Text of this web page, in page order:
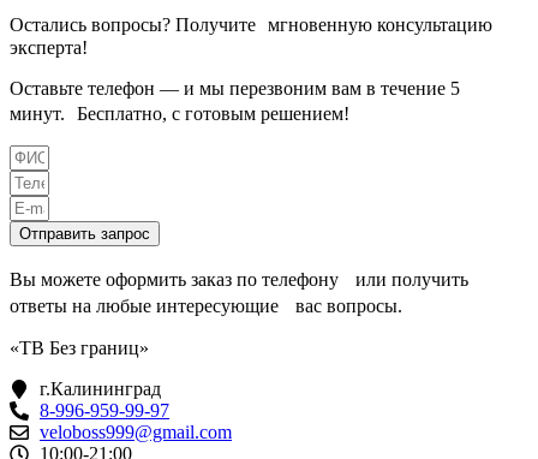
Остались вопросы? Получите мгновенную консультацию
эксперта!
Оставьте телефон — и мы перезвоним вам в течение 5
минут. Бесплатно, с готовым решением!
Отправить запрос
Вы можете оформить заказ по телефону или получить
ответы на любые интересующие вас вопросы.
«ТВ Без границ»
г.Калининград
8-996-959-99-97
veloboss999@gmail.com
10:00-21:00